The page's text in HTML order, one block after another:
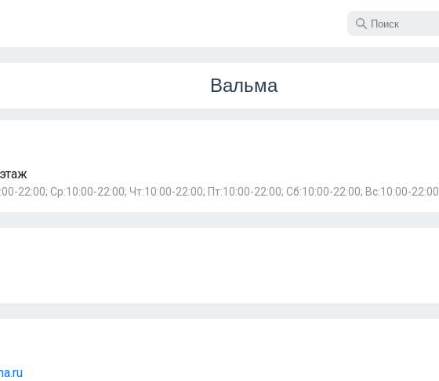
Вальма
22:00; Ср:10:00-22:00; Чт:10:00-22:00; Пт:10:00-22:00; Сб:10:00-22:00; Вс:10:00-22:00